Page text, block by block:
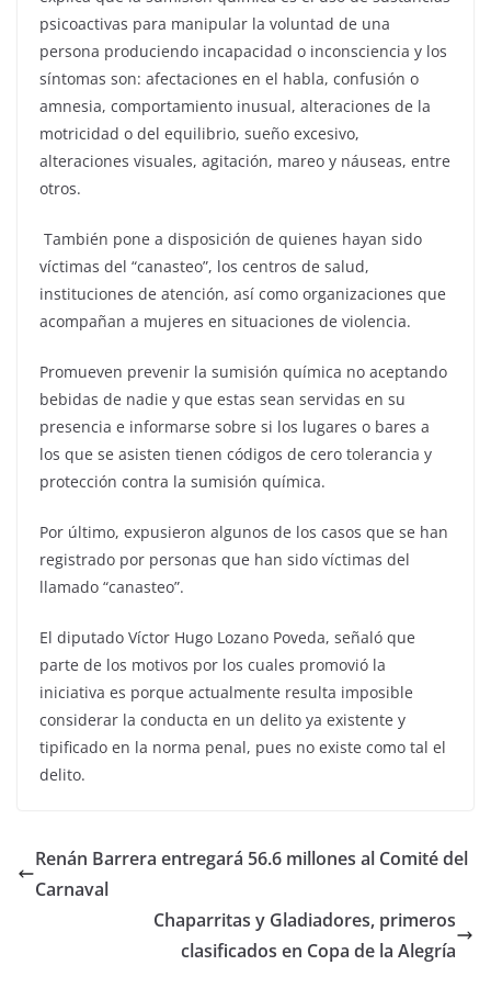
psicoactivas para manipular la voluntad de una
persona produciendo incapacidad o inconsciencia y los
síntomas son: afectaciones en el habla, confusión o
amnesia, comportamiento inusual, alteraciones de la
motricidad o del equilibrio, sueño excesivo,
alteraciones visuales, agitación, mareo y náuseas, entre
otros.
También pone a disposición de quienes hayan sido
víctimas del “canasteo”, los centros de salud,
instituciones de atención, así como organizaciones que
acompañan a mujeres en situaciones de violencia.
Promueven prevenir la sumisión química no aceptando
bebidas de nadie y que estas sean servidas en su
presencia e informarse sobre si los lugares o bares a
los que se asisten tienen códigos de cero tolerancia y
protección contra la sumisión química.
Por último, expusieron algunos de los casos que se han
registrado por personas que han sido víctimas del
llamado “canasteo”.
El diputado Víctor Hugo Lozano Poveda, señaló que
parte de los motivos por los cuales promovió la
iniciativa es porque actualmente resulta imposible
considerar la conducta en un delito ya existente y
tipificado en la norma penal, pues no existe como tal el
delito.
Renán Barrera entregará 56.6 millones al Comité del
Carnaval
Chaparritas y Gladiadores, primeros
clasificados en Copa de la Alegría